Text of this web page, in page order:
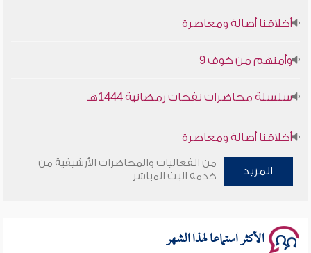
أخلاقنا أصالة ومعاصرة
وأمنهم من خوف 9
سلسلة محاضرات نفحات رمضانية 1444هـ
أخلاقنا أصالة ومعاصرة
وأمنهم من خوف 9
المزيد
من الفعاليات والمحاضرات الأرشيفية من
خدمة البث المباشر
الأكثر استماعا لهذا الشهر